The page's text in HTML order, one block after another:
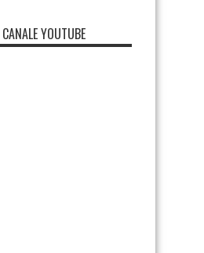
YOUTUBE